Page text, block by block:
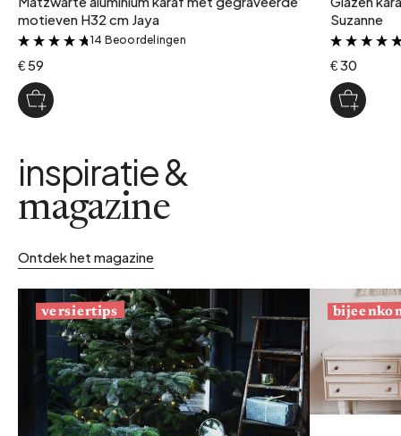
motieven H32 cm Jaya
&
14 Beoordelingen
€ 59
Suzanne
€ 30
inspiratie &
magazine
Ontdek het magazine
versiertips